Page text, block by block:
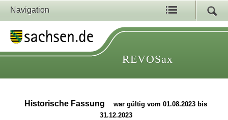
Navigation
REVOSax
Historische Fassung
war gültig vom 01.08.2023 bis
31.12.2023